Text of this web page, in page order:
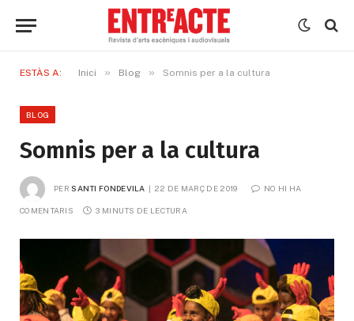
ESTÀS A: Inici » Blog » Somnis per a la cultura
BLOG
Somnis per a la cultura
PER SANTI FONDEVILA 22 DE MARÇ DE 2019 NO HI HA
COMENTARIS 3 MINUTS DE LECTURA